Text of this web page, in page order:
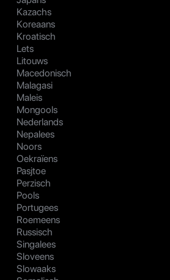
Kazachs
Koreaans
Kroatisch
Lets
Litouws
Macedonisch
Malagasi
Maleis
Mongools
Nederlands
Nepalees
Noors
Oekraïens
Pasjtoe
Perzisch
Pools
Portugees
Roemeens
Russisch
Singalees
Sloveens
Slowaaks